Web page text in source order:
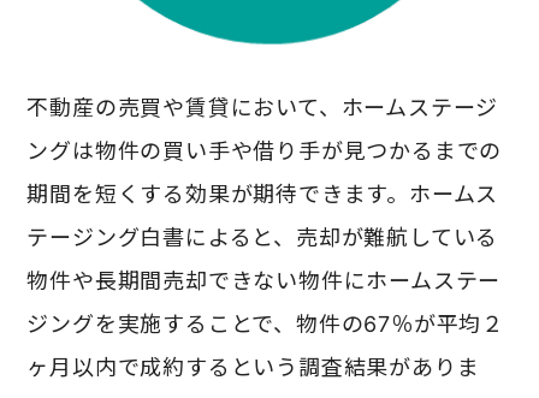
不動産の売買や賃貸において、ホームステージ
ングは物件の買い手や借り手が見つかるまでの
期間を短くする効果が期待できます。 ホームス
テージング白書によると、売却が難航している
物件や長期間売却できない物件にホームステー
ジングを実施することで、物件の67％が平均２
ヶ月以内で成約するという調査結果がありま